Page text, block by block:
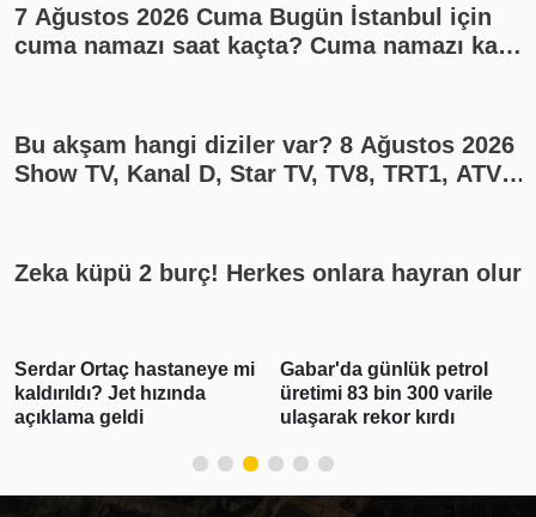
7 Ağustos 2026 Cuma Bugün İstanbul için
cuma namazı saat kaçta? Cuma namazı kaç
Bu akşam hangi diziler var? 8 Ağustos 2026
Show TV, Kanal D, Star TV, TV8, TRT1, ATV
Zeka küpü 2 burç! Herkes onlara hayran olur
Serdar Ortaç hastaneye mi
kaldırıldı? Jet hızında
açıklama geldi
Gabar'da günlük petrol
üretimi 83 bin 300 varile
ulaşarak rekor kırdı